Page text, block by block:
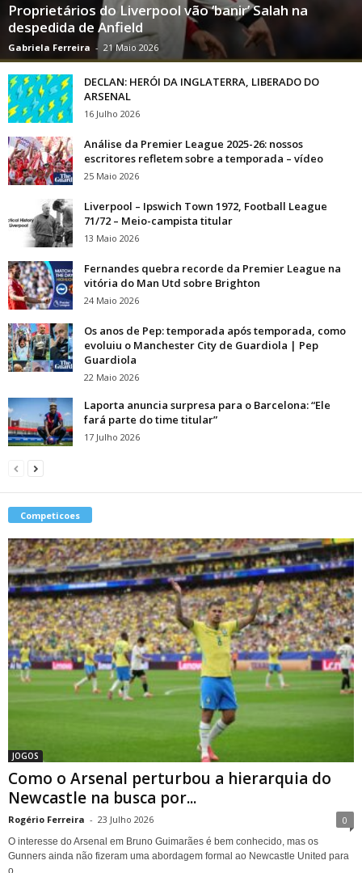
Proprietários do Liverpool vão ‘banir’ Salah na
despedida de Anfield
Gabriela Ferreira - 21 Maio 2026
DECLAN: HERÓI DA INGLATERRA, LIBERADO DO
ARSENAL
16 Julho 2026
Análise da Premier League 2025-26: nossos
escritores refletem sobre a temporada – vídeo
25 Maio 2026
Liverpool – Ipswich Town 1972, Football League
71/72 – Meio-campista titular
13 Maio 2026
Fernandes quebra recorde da Premier League na
vitória do Man Utd sobre Brighton
24 Maio 2026
Os anos de Pep: temporada após temporada, como
evoluiu o Manchester City de Guardiola | Pep
Guardiola
22 Maio 2026
Laporta anuncia surpresa para o Barcelona: “Ele
fará parte do time titular”
17 Julho 2026
Competicoes
JOGOS
Como o Arsenal perturbou a hierarquia do
Newcastle na busca por...
Rogério Ferreira - 23 Julho 2026 0
O interesse do Arsenal em Bruno Guimarães é bem conhecido, mas os
Gunners ainda não fizeram uma abordagem formal ao Newcastle United para
o...